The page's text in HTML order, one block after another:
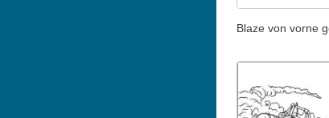
Blaze von vorne